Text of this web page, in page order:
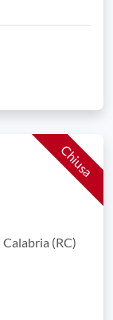
(RC)
Chiusa